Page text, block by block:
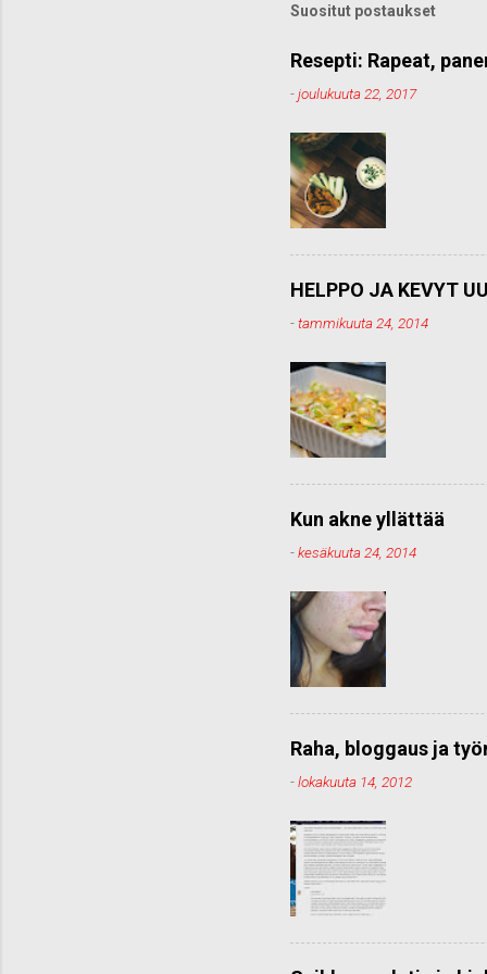
Suositut postaukset
Resepti: Rapeat,
-joulukuuta 22, 2017
HELPPO JA KEVYT
-tammikuuta 24, 2014
Kun akne yllättää
-kesäkuuta 24, 2014
Raha, bloggaus ja
-lokakuuta 14, 2012